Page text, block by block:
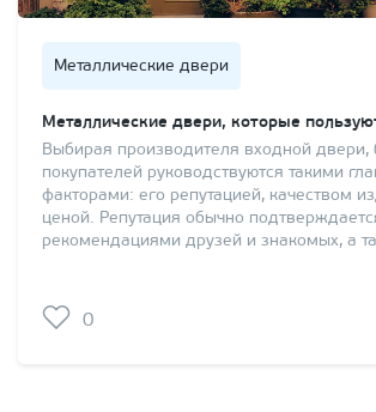
Металлические двери
Металлические двери, которые
Выбирая производителя входной двери,
покупателей руководствуются такими
факторами: его репутацией, качеством
ценой. Репутация обычно
рекомендациями друзей и знакомых, а
0